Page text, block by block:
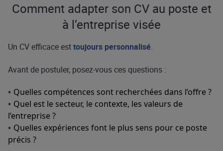
Comment adapter son CV au poste et
à l’entreprise visée
Un CV efficace esttoujours personnalisé.
Avant de postuler, posez-vous ces questions :
Quelles compétences sont recherchées dans l’offre ?
Quel est le secteur, le contexte, les valeurs de
l’entreprise ?
Quelles expériences font le plus sens pour ce poste
précis ?